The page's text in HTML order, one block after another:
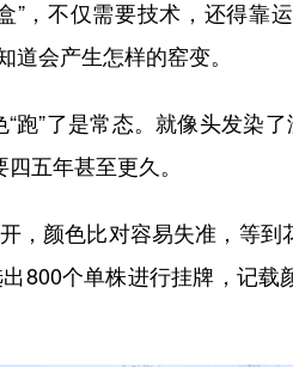
不仅需要技术，还得靠
道会产生怎样的窑变。
”了是常态。就像头发染了
五年甚至更久。
颜色比对容易失准，等到
800个单株进行挂牌，记